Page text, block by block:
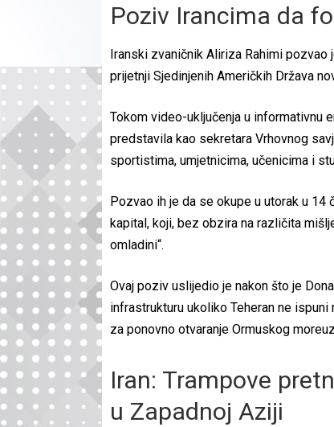
Poziv Irancima da
Iranski zvaničnik Aliriza Rahimi pozvao
prijetnji Sjedinjenih Američkih Država
Tokom video-uključenja u informativnu
predstavila kao sekretara Vrhovnog
sportistima, umjetnicima, učenicima i
Pozvao ih je da se okupe u utorak u 14
kapital, koji, bez obzira na različita
omladini“.
Ovaj poziv uslijedio je nakon što je
infrastrukturu ukoliko Teheran ne
za ponovno otvaranje Ormuskog
Iran: Trampove
u Zapadnoj Aziji